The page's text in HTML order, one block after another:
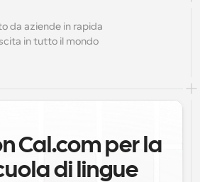
da aziende in rapida
in tutto il mondo
Cal.com per la
di lingue